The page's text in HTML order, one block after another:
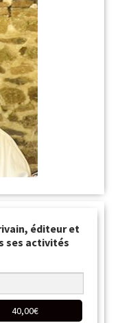
éditeur et
ses activités
40,00€